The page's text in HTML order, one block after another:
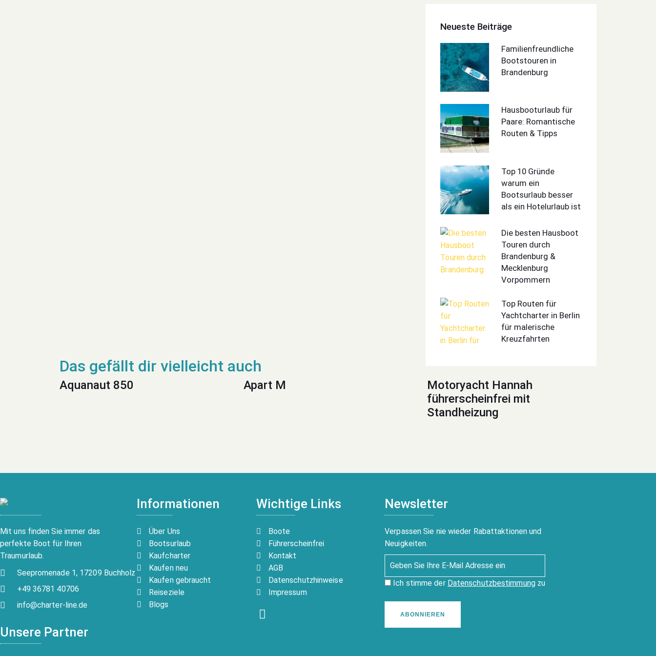
Neueste Beiträge
Familienfreundliche
Bootstouren in
Brandenburg
Hausbooturlaub für
Paare: Romantische
Routen & Tipps
Top 10 Gründe
warum ein
Bootsurlaub besser
als ein Hotelurlaub ist
Die besten Hausboot
Touren durch
Brandenburg &
Mecklenburg
Vorpommern
Top Routen für
Yachtcharter in Berlin
für malerische
Kreuzfahrten
Aquanaut 850 Apart M
Motoryacht Hannah
führerscheinfrei mit
Standheizung
Mit uns finden Sie immer das
perfekte Boot für Ihren
Traumurlaub.
Seepromenade 1, 17209 Buchholz
+49 36781 40706
info@charter-line.de
Unsere Partner
Informationen
Über Uns
Bootsurlaub
Kaufcharter
Kaufen neu
Kaufen gebraucht
Reiseziele
Blogs
Wichtige Links
Boote
Führerscheinfrei
Kontakt
AGB
Datenschutzhinweise
Impressum
Newsletter
Verpassen Sie nie wieder Rabattaktionen und
Neuigkeiten.
Ich stimme der Datenschutzbestimmungzu
ABONNIEREN